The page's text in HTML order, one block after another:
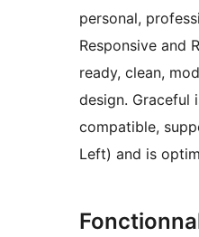
personal,
Responsive and
ready, clean,
design. Graceful
compatible,
Left) and is